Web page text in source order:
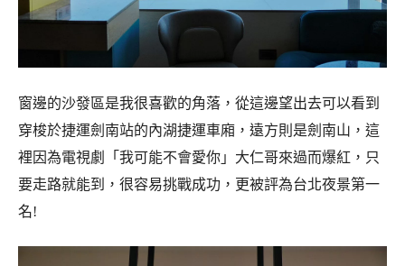
窗邊的沙發區是我很喜歡的角落，從這邊望出去可以看到
穿梭於捷運劍南站的內湖捷運車廂，遠方則是劍南山，這
裡因為電視劇「我可能不會愛你」大仁哥來過而爆紅，只
要走路就能到，很容易挑戰成功，更被評為台北夜景第一
名!